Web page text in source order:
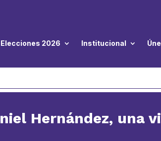
Elecciones 2026 Institucional
Hernández, una